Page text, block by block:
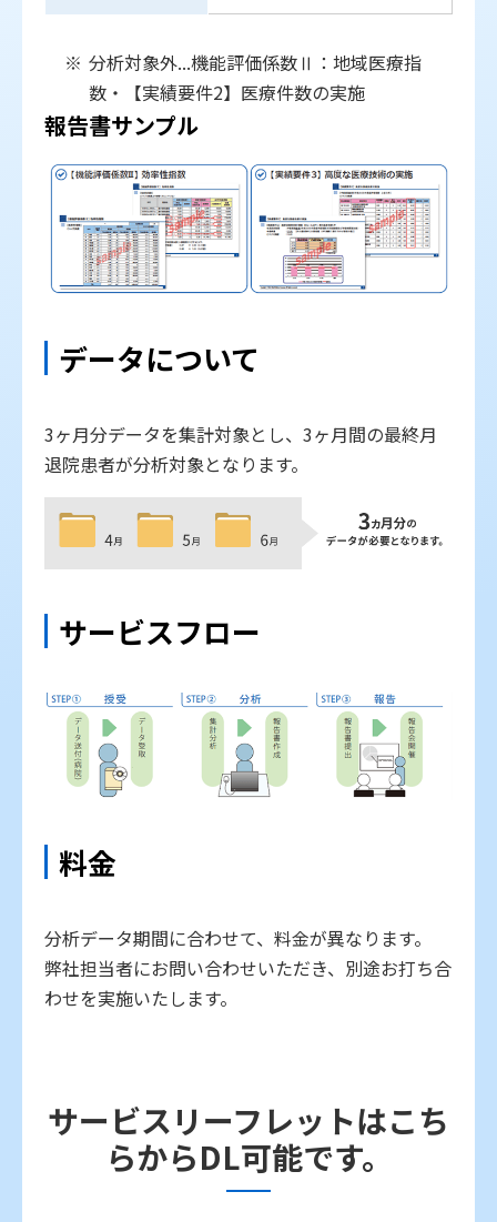
分析対象外...機能評価係数Ⅱ：地域医療指
数・【実績要件2】医療件数の実施
報告書サンプル
データについて
3ヶ月分データを集計対象とし、3ヶ月間の最終月
退院患者が分析対象となります。
サービスフロー
料金
分析データ期間に合わせて、料金が異なります。
弊社担当者にお問い合わせいただき、別途お打ち合
わせを実施いたします。
サービスリーフレットはこち
らからDL可能です。